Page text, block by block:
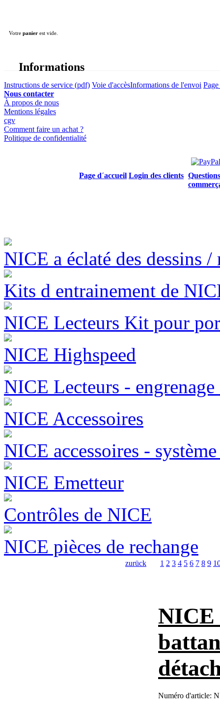
Votre panier est vide.
Informations
Instructions de service (pdf) Voie d'accèsInformations de l'envoi
Nous contacter
À propos de nous
Mentions légales
cgv
Comment faire un achat ?
Politique de confidentialité
Page d´accueil Login des clients
NICE a éclaté des dessins /
Kits d entrainement de
NICE Lecteurs Kit pour
NICE Highspeed
NICE Lecteurs -
NICE Accessoires
NICE accessoires -
NICE Emetteur
Contrôles de NICE
NICE pièces de rechange
zurück 1 2 3 4 5 6 7 8 9
NICE
Numéro d'article: